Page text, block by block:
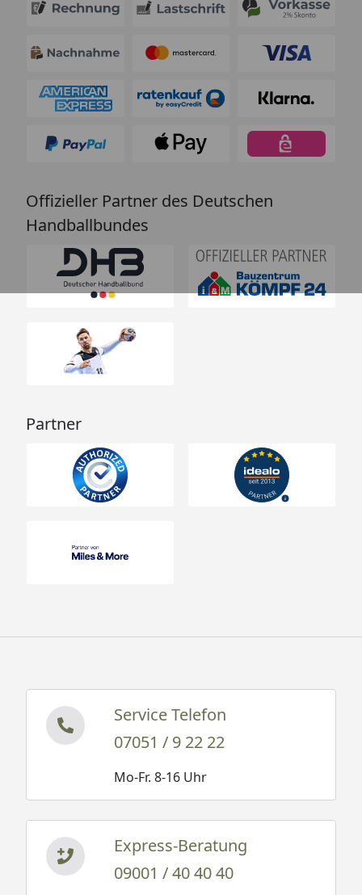
Offizieller Partner des Deutschen
Handballbundes
Partner
Service Telefon
07051 / 9 22 22
Mo-Fr. 8-16 Uhr
Express-Beratung
09001 / 40 40 40